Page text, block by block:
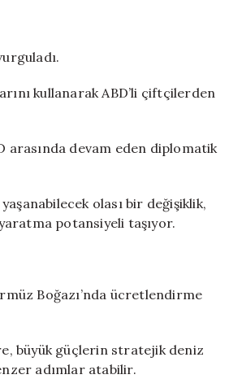
kullanarak ABD’li çiftçilerden
arasında devam eden diplomatik
olası bir değişiklik,
potansiyeli taşıyor.
Boğazı’nda ücretlendirme
büyük güçlerin stratejik deniz
adımlar atabilir.